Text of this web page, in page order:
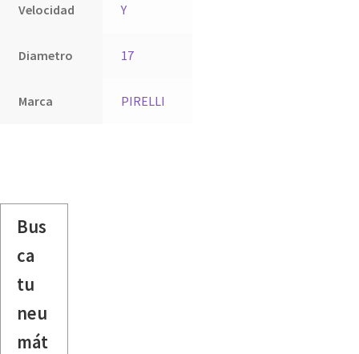
Velocidad Y
Diametro 17
Marca PIRELLI
Bus
ca
tu
neu
mát